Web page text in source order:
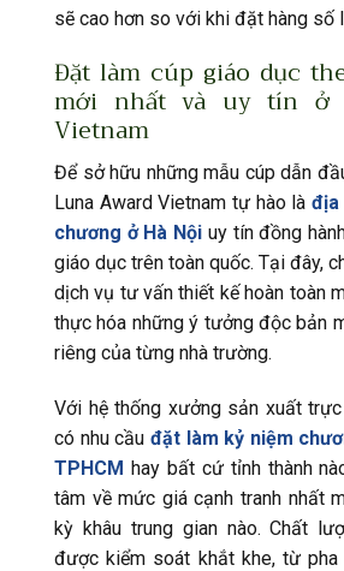
sẽ cao hơn so với khi đặt hàng số
Đặt làm cúp giáo dục
mới nhất và uy tín ở
Vietnam
Để sở hữu những mẫu cúp dẫn
Luna Award Vietnam tự hào là địa
chương ở Hà Nội uy tín đồng
giáo dục trên toàn quốc. Tại đây,
dịch vụ tư vấn thiết kế hoàn toàn
thực hóa những ý tưởng độc bản
riêng của từng nhà trường.
Với hệ thống xưởng sản xuất
có nhu cầu đặt làm kỷ niệm
TPHCM hay bất cứ tỉnh thành
tâm về mức giá cạnh tranh nhất
kỳ khâu trung gian nào. Chất
được kiểm soát khắt khe, từ